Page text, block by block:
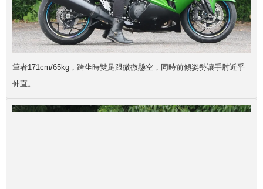
筆者171cm/65kg，跨坐時雙足跟微微懸空，同時前傾姿勢讓手肘近乎
伸直。